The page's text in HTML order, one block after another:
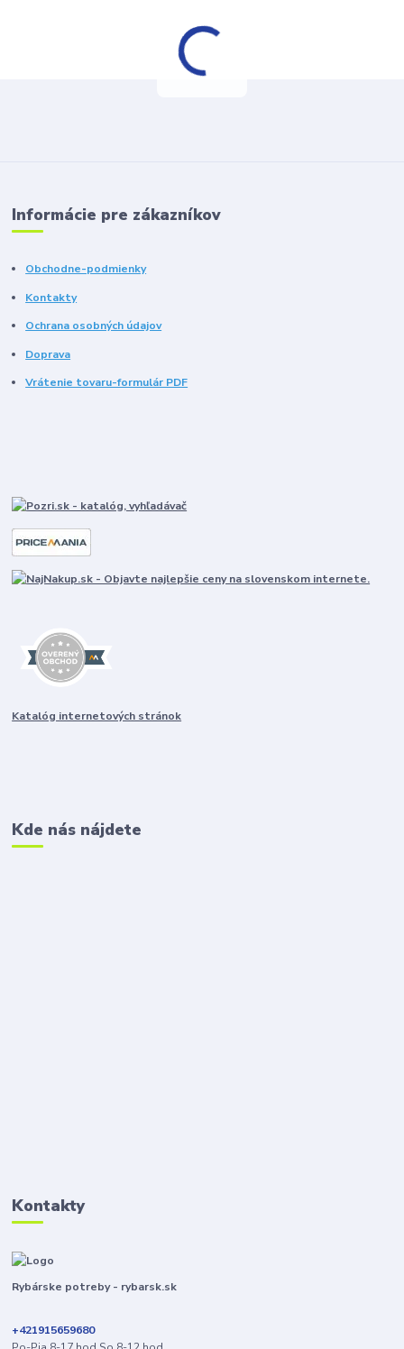
Informácie pre zákazníkov
Obchodne-podmienky
Kontakty
Ochrana osobných údajov
Doprava
Vrátenie tovaru-formulár PDF
Katalóg internetových stránok
Kde nás nájdete
Kontakty
Rybárske potreby - rybarsk.sk
+421915659680